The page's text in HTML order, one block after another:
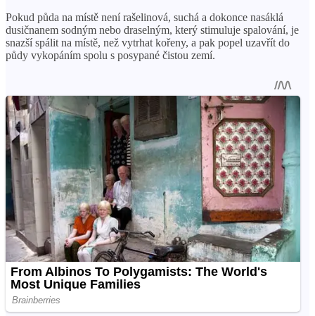
Pokud půda na místě není rašelinová, suchá a dokonce nasáklá
dusičnanem sodným nebo draselným, který stimuluje spalování, je
snazší spálit na místě, než vytrhat kořeny, a pak popel uzavřít do
půdy vykopáním spolu s posypané čistou zemí.